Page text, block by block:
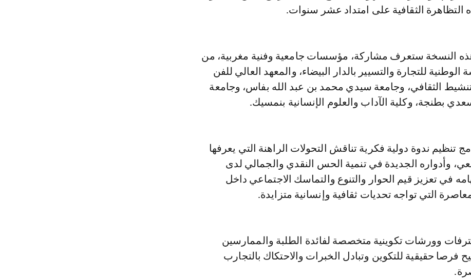
التظاهرة الثقافية على امتداد عشر سنوات.
النسخة ستعرف مشاركة، مؤسسات جامعية وفنية مغربية، من
للتجارة والتسيير بالدار البيضاء، والمعهد العالي للفن
الثقافي، وجامعة سيدي محمد بن عبد الله بفاس، وجامعة
بطنجة، وكلية الآداب والعلوم الإنسانية بنمسيك.
تنظيم ندوة دولية فكرية تناقش التحولات الراهنة التي يعرفها
وأدواره الجديدة في تنمية الحس النقدي والجمالي لدى
في تعزيز قيم الحوار والتنوع والتماسك الاجتماعي داخل
التي تواجه تحديات ثقافية وإنسانية متزايدة.
وورشات تكوينية متخصصة لفائدة الطلبة والممارسين
فرصا حقيقية للتكوين وتبادل الخبرات والاحتكاك بالتجارب